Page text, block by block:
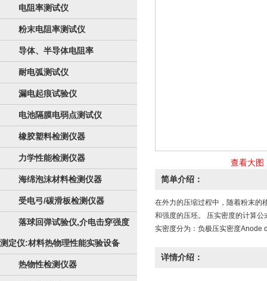
电阻率测试仪
粉末电阻率测试仪
导体、半导体电阻率
耐电弧测试仪
漏电起痕试验仪
电池隔膜电弱点测试仪
橡胶塑料检测仪器
力学性能检测仪器
海绵泡沫材料检测仪器
受电弓/碳滑板检测仪器
落球回弹试验仪,介电击穿强度
测定仪:材料热物理性能实验设备
热物性检测仪器
查看大图
简单介绍：
在外力的压缩过程中，随着粉末的
和强度的压坯。 压实密度的计算
实密度分为：负极压实密度Anode
详情介绍：